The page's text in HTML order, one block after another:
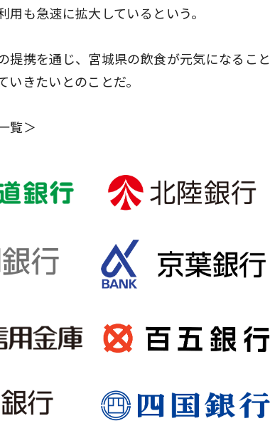
用も急速に拡大しているという。
提携を通じ、宮城県の飲食が元気になるこ
いきたいとのことだ。
覧＞